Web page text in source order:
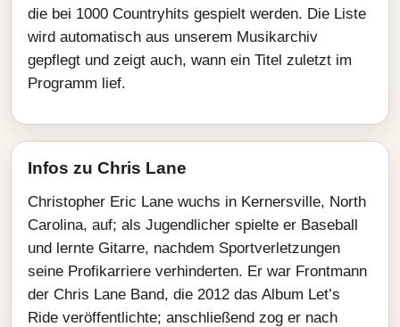
die bei 1000 Countryhits gespielt werden. Die Liste
wird automatisch aus unserem Musikarchiv
gepflegt und zeigt auch, wann ein Titel zuletzt im
Programm lief.
Infos zu Chris Lane
Christopher Eric Lane wuchs in Kernersville, North
Carolina, auf; als Jugendlicher spielte er Baseball
und lernte Gitarre, nachdem Sportverletzungen
seine Profikarriere verhinderten. Er war Frontmann
der Chris Lane Band, die 2012 das Album Let’s
Ride veröffentlichte; anschließend zog er nach